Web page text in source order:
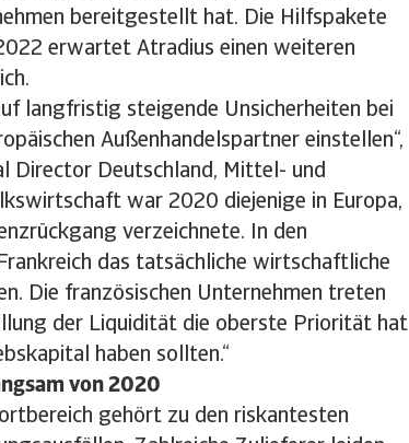
bereitgestellt hat. Die Hilfspakete
erwartet Atradius einen weiteren
langfristig steigende Unsicherheiten bei
Außenhandelspartner einstellen“,
Director Deutschland, Mittel- und
war 2020 diejenige in Europa,
verzeichnete. In den
das tatsächliche wirtschaftliche
Die französischen Unternehmen treten
der Liquidität die oberste Priorität hat
haben sollten.“
von 2020
gehört zu den riskantesten